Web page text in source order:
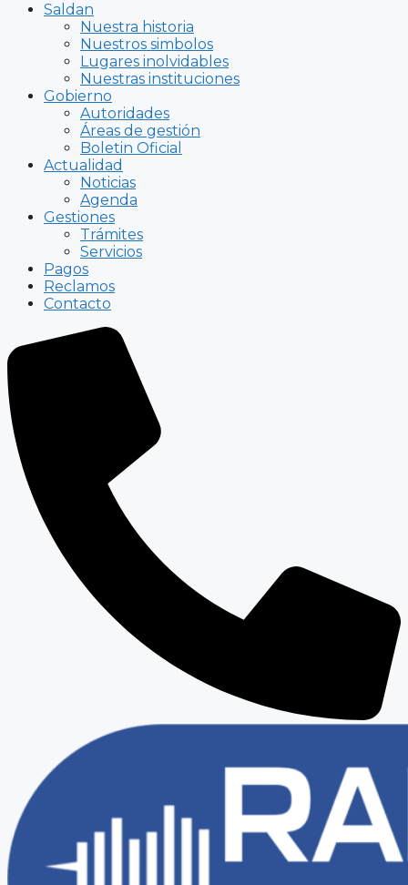
Saldan
Nuestra historia
Nuestros simbolos
Lugares inolvidables
Nuestras instituciones
Gobierno
Autoridades
Áreas de gestión
Boletin Oficial
Actualidad
Noticias
Agenda
Gestiones
Trámites
Servicios
Pagos
Reclamos
Contacto